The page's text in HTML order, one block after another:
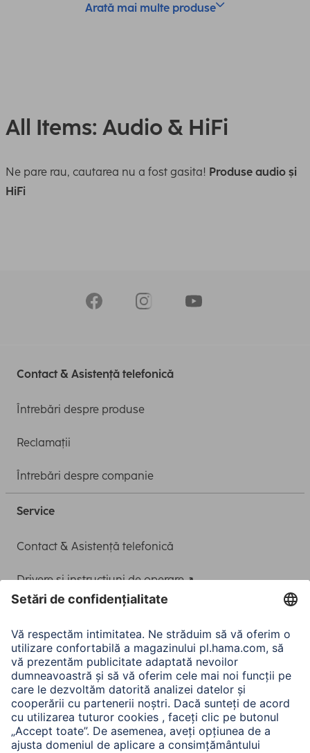
Arată mai multe produse
All Items: Audio & HiFi
Ne pare rau, cautarea nu a fost gasita! Produse audio și
HiFi
Contact & Asistență telefonică
Întrebări despre produse
Reclamații
Întrebări despre companie
Service
Contact & Asistență telefonică
Drivere și instrucțiuni de operare
A.N.P.C.
A.N.P.C. SAL
Companie
Istoria companiei